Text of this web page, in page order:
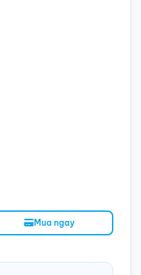
Mua ngay